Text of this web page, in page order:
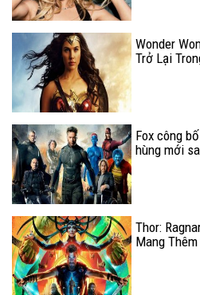
Wonder
Trở Lại
Fox công
hùng mới
Thor:
Mang